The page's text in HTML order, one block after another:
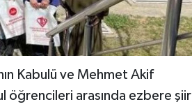
Kabulü ve Mehmet Akif
öğrencileri arasında ezbere şiir